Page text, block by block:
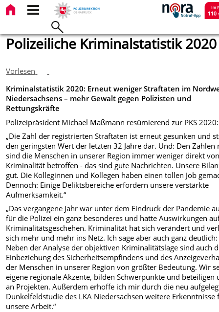
Polizeiliche Kriminalstatistik 2020
Vorlesen
Kriminalstatistik 2020: Erneut weniger Straftaten im
Niedersachsens – mehr Gewalt gegen Polizisten und
Rettungskräfte
Polizeipräsident Michael Maßmann resümierend zur PKS 2020:
„Die Zahl der registrierten Straftaten ist erneut gesunken und
den geringsten Wert der letzten 32 Jahre dar. Und: Den Zahlen
sind die Menschen in unserer Region immer weniger direkt
Kriminalität betroffen - das sind gute Nachrichten. Unsere
gut. Die Kolleginnen und Kollegen haben einen tollen Job
Dennoch: Einige Deliktsbereiche erfordern unsere verstärkte
Aufmerksamkeit.“
„Das vergangene Jahr war unter dem Eindruck der Pandemie
für die Polizei ein ganz besonderes und hatte Auswirkungen
Kriminalitätsgeschehen. Kriminalität hat sich verändert und
sich mehr und mehr ins Netz. Ich sage aber auch ganz deutlich:
Neben der Analyse der objektiven Kriminalitätslage sind auch
Einbeziehung des Sicherheitsempfindens und des
der Menschen in unserer Region von größter Bedeutung. Wir
eigene regionale Akzente, bilden Schwerpunkte und beteiligen
an Projekten. Außerdem erhoffe ich mir durch die neu
Dunkelfeldstudie des LKA Niedersachsen weitere Erkenntnisse
unsere Arbeit.“